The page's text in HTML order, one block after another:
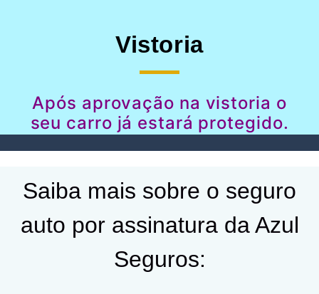
Vistoria
Após aprovação na vistoria o
seu carro já estará protegido.
Saiba mais sobre o seguro
auto por assinatura da Azul
Seguros: